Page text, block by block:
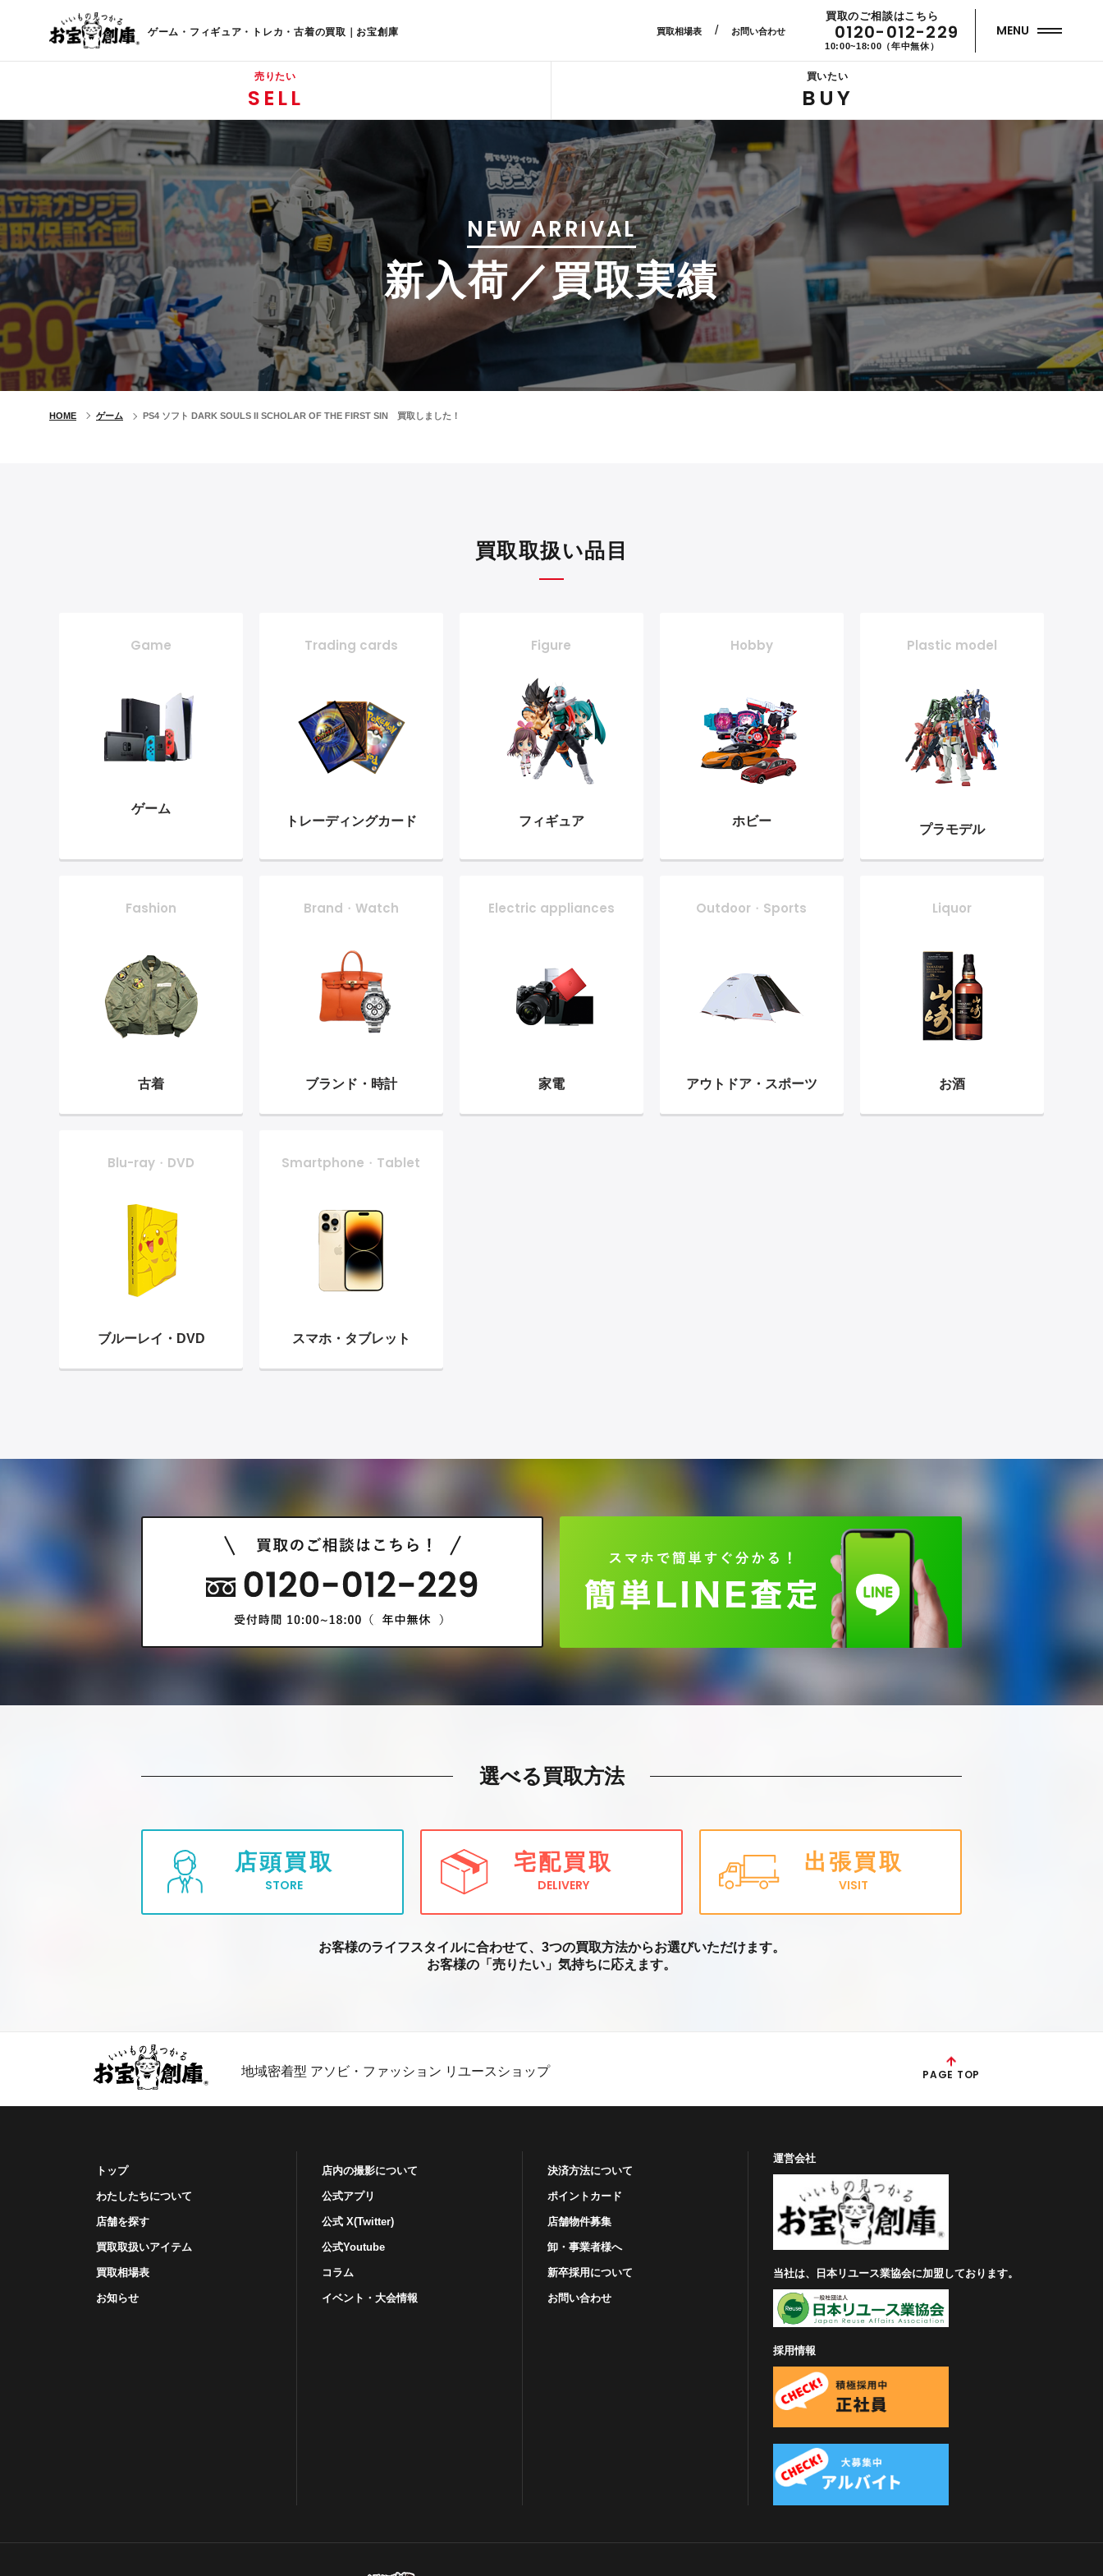
ゲーム・フィギュア・トレカ・古着の買取｜お宝創庫 買取相場表/ お問い合わせ
買取のご相談はこちら
0120-012-229
10:00~18:00（年中無休）
MENU
売りたい
SELL
買いたい
BUY
NEW ARRIVAL
新入荷／買取実績
HOME ゲーム PS4 ソフト DARK SOULS II SCHOLAR OF THE FIRST SIN 買取しました！
買取取扱い品目
Game
ゲーム
Trading cards
トレーディングカード
Figure
フィギュア
Hobby
ホビー
Plastic model
プラモデル
Fashion
古着
Brand・Watch
ブランド・時計
Electric appliances
家電
Outdoor・Sports
アウトドア・ スポーツ
Liquor
お酒
Blu-ray・DVD
ブルーレイ・ DVD
Smartphone・Tablet
スマホ・ タブレット
選べる買取方法
店頭買取
STORE
宅配買取
DELIVERY
出張買取
VISIT
お客様のライフスタイルに合わせて、3つの買取方法からお選びいただけます。
お客様の「売りたい」気持ちに応えます。
地域密着型 アソビ・ファッション リユースショップ PAGE TOP
トップ
わたしたちについて
店舗を探す
買取取扱いアイテム
買取相場表
お知らせ
店内の撮影について
公式アプリ
公式 X(Twitter)
公式Youtube
コラム
イベント・⼤会情報
決済方法について
ポイントカード
店舗物件募集
卸・事業者様へ
新卒採用について
お問い合わせ
運営会社
当社は、日本リユース業協会に加盟しております。
採用情報